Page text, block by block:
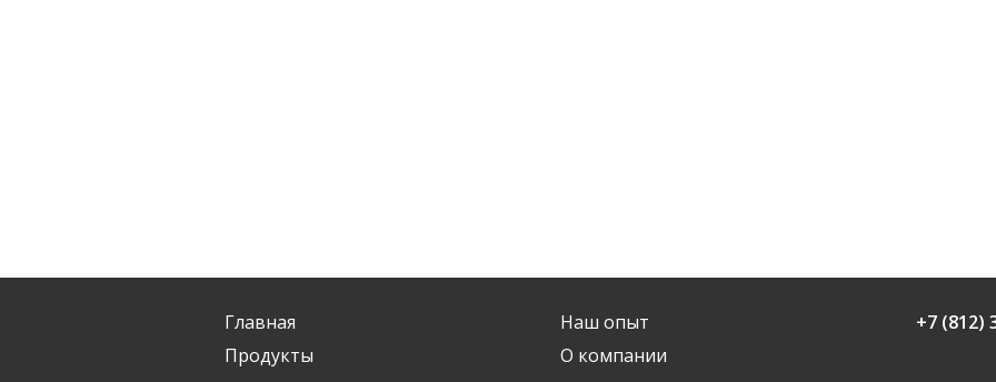
Главная
Продукты
Наш опыт
О компании
+7 (812)